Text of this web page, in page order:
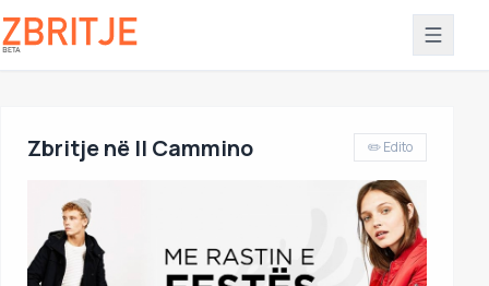
Zbritje në Il Cammino ✏️ Edito